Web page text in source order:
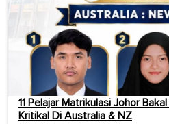
11 Pelajar Matrikulasi Johor
Kritikal Di Australia & NZ